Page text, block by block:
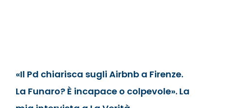
«Il Pd chiarisca sugli Airbnb a Firenze.
La Funaro? È incapace o colpevole». La